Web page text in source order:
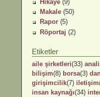
Hikâye (9)
Makale (50)
Rapor (5)
Röportaj (2)
Etiketler
aile şirketleri(33)
bilişim(8) borsa(3)
girişimcilik(7) iletişim
insan kaynağı(34)